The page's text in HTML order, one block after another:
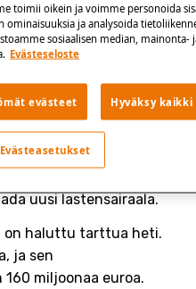
Tilat ovat ahtaat,
ole
potilaiden kanssa.
perinpohjainen
Lastenklinikka ja
Tiloja ei siis
vastaaviksi.
uusi lastensairaala.
on haluttu tarttua heti.
ja sen
miljoonaa euroa.
toimii oikein ja voimme personoida
ominaisuuksia ja analysoida
sosiaalisen median, mainonta-
Evästeseloste
evästeet Hyväksy
Evästeasetukset